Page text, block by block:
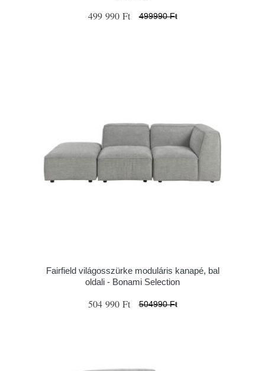
499 990 Ft 499990 Ft
Fairfield világosszürke moduláris kanapé, bal
oldali - Bonami Selection
504 990 Ft 504990 Ft